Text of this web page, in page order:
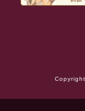
2021年1月